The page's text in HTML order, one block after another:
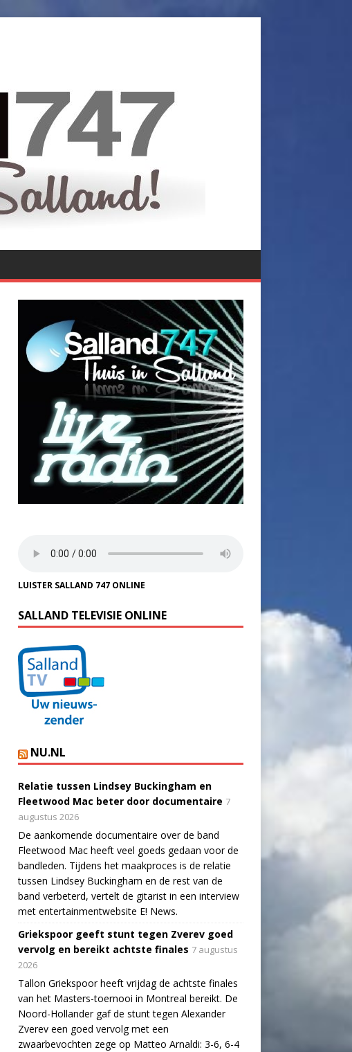
LUISTER SALLAND 747 ONLINE
SALLAND TELEVISIE ONLINE
NU.NL
Relatie tussen Lindsey Buckingham en
Fleetwood Mac beter door documentaire 7
augustus 2026
De aankomende documentaire over de band
Fleetwood Mac heeft veel goeds gedaan voor de
bandleden. Tijdens het maakproces is de relatie
tussen Lindsey Buckingham en de rest van de
band verbeterd, vertelt de gitarist in een interview
met entertainmentwebsite E! News.
Griekspoor geeft stunt tegen Zverev goed
vervolg en bereikt achtste finales 7 augustus
2026
Tallon Griekspoor heeft vrijdag de achtste finales
van het Masters-toernooi in Montreal bereikt. De
Noord-Hollander gaf de stunt tegen Alexander
Zverev een goed vervolg met een
zwaarbevochten zege op Matteo Arnaldi: 3-6, 6-4